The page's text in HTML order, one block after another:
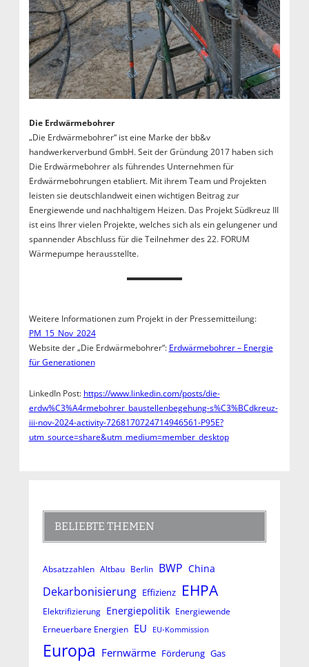
Die Erdwärmebohrer
„Die Erdwärmebohrer“ ist eine Marke der bb&v
handwerkerverbund GmbH. Seit der Gründung 2017 haben sich
Die Erdwärmebohrer als führendes Unternehmen für
Erdwärmebohrungen etabliert. Mit ihrem Team und Projekten
leisten sie deutschlandweit einen wichtigen Beitrag zur
Energiewende und nachhaltigem Heizen. Das Projekt Südkreuz III
ist eins Ihrer vielen Projekte, welches sich als ein gelungener und
spannender Abschluss für die Teilnehmer des 22. FORUM
Wärmepumpe herausstellte.
Weitere Informationen zum Projekt in der Pressemitteilung:
PM_15_Nov_2024
Website der „Die Erdwärmebohrer“: Erdwärmebohrer – Energie
für Generationen
LinkedIn Post: https://www.linkedin.com/posts/die-
erdw%C3%A4rmebohrer_baustellenbegehung-s%C3%BCdkreuz-
iii-nov-2024-activity-7268170724714946561-P95E?
utm_source=share&utm_medium=member_desktop
BELIEBTE THEMEN
Absatzzahlen Altbau Berlin BWP China
Dekarbonisierung Effizienz EHPA
Elektrifizierung Energiepolitik Energiewende
Erneuerbare Energien EU EU-Kommission
Europa Fernwärme Förderung Gas